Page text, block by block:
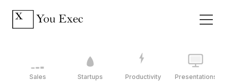
Sales Startups Productivity Presentations